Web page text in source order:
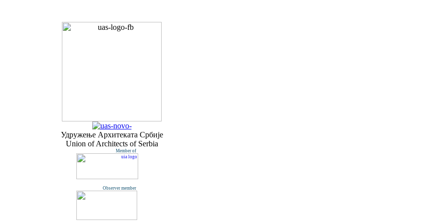
Удружењe Архитеката Србије
Union of Architects of Serbia
Member of
Observer member